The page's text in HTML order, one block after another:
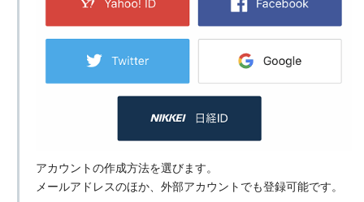
アカウントの作成方法を選びます。
メールアドレスのほか、外部アカウントでも登録可能です。